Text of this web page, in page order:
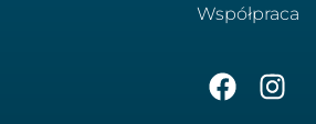
Współpraca